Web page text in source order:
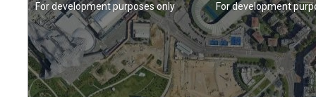
For development purposes only For development